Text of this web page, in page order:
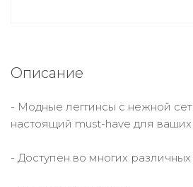
Описание
- Модные леггинсы с нежной
настоящий must-have для
- Доступен во многих различных